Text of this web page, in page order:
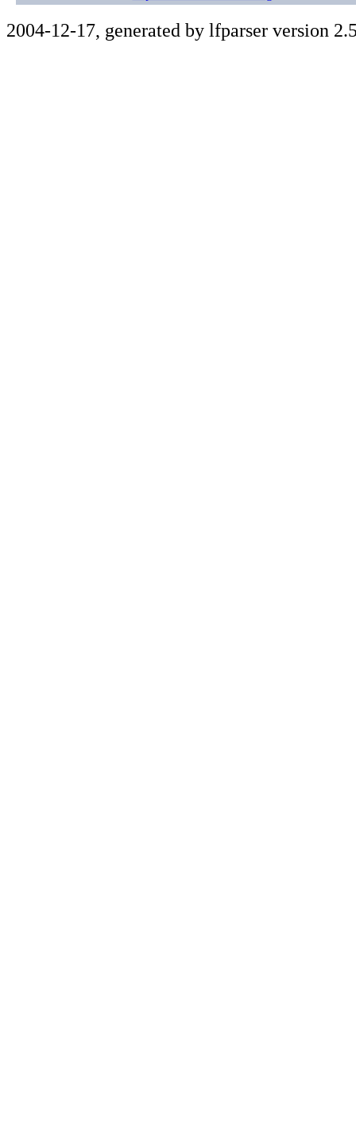
2004-12-17, generated by lfparser version